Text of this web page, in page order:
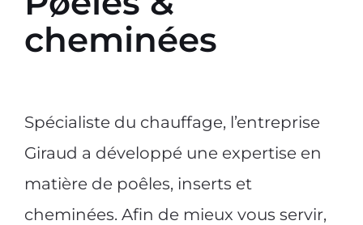
cheminées
Spécialiste du chauffage, l’entreprise
Giraud a développé une expertise en
matière de poêles, inserts et
cheminées. Afin de mieux vous servir,